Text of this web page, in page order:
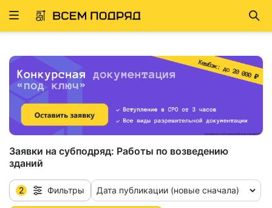
Развернуть
Заявки на субподряд: Работы по возведению
зданий
2 Фильтры Дата публикации (новые сначала)